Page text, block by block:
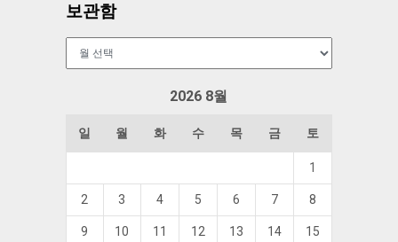
보관함
2026 8월
일 월 화 수 목 금 토
1
2 3 4 5 6 7 8
9 10 11 12 13 14 15